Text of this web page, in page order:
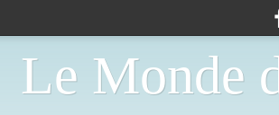
Le Monde